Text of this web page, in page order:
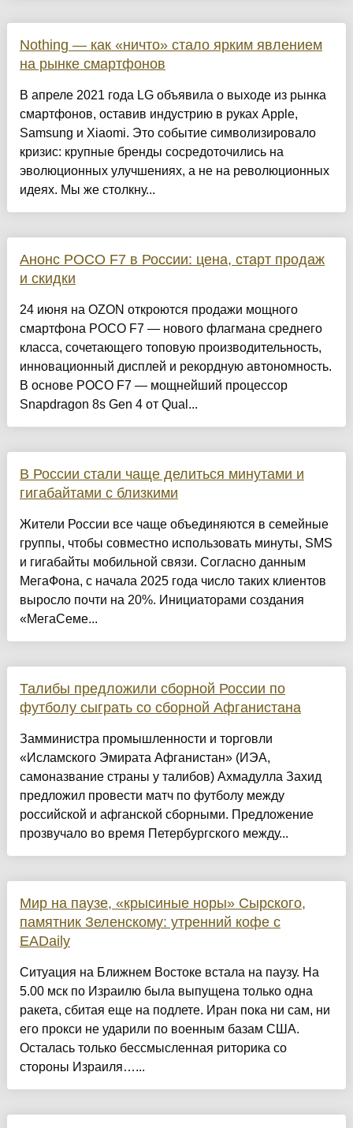
Nothing — как «ничто» стало ярким явлением
на рынке смартфонов
В апреле 2021 года LG объявила о выходе из рынка
смартфонов, оставив индустрию в руках Apple,
Samsung и Xiaomi. Это событие символизировало
кризис: крупные бренды сосредоточились на
эволюционных улучшениях, а не на революционных
идеях. Мы же столкну...
Анонс POCO F7 в России: цена, старт продаж
и скидки
24 июня на OZON откроются продажи мощного
смартфона POCO F7 — нового флагмана среднего
класса, сочетающего топовую производительность,
инновационный дисплей и рекордную автономность.
В основе POCO F7 — мощнейший процессор
Snapdragon 8s Gen 4 от Qual...
В России стали чаще делиться минутами и
гигабайтами с близкими
Жители России все чаще объединяются в семейные
группы, чтобы совместно использовать минуты, SMS
и гигабайты мобильной связи. Согласно данным
МегаФона, с начала 2025 года число таких клиентов
выросло почти на 20%. Инициаторами создания
«МегаСеме...
Талибы предложили сборной России по
футболу сыграть со сборной Афганистана
Замминистра промышленности и торговли
«Исламского Эмирата Афганистан» (ИЭА,
самоназвание страны у талибов) Ахмадулла Захид
предложил провести матч по футболу между
российской и афганской сборными. Предложение
прозвучало во время Петербургского между...
Мир на паузе, «крысиные норы» Сырского,
памятник Зеленскому: утренний кофе с
EADaily
Ситуация на Ближнем Востоке встала на паузу. На
5.00 мск по Израилю была выпущена только одна
ракета, сбитая еще на подлете. Иран пока ни сам, ни
его прокси не ударили по военным базам США.
Осталась только бессмысленная риторика со
стороны Израиля…...